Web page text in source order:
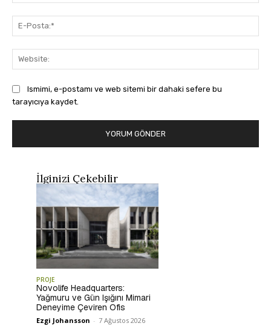
Ismimi, e-postamı ve web sitemi bir dahaki sefere bu
tarayıcıya kaydet.
İlginizi Çekebilir
PROJE
Novolife Headquarters:
Yağmuru ve Gün Işığını Mimari
Deneyime Çeviren Ofis
Ezgi Johansson - 7 Ağustos 2026